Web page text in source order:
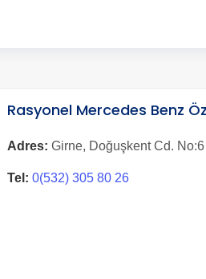
Rasyonel Mercedes Benz
Adres: Girne, Doğuşkent Cd.
Tel: 0(532) 305 80 26